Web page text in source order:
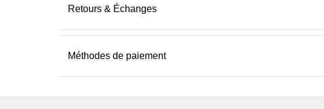
Retours & Échanges
Méthodes de paiement